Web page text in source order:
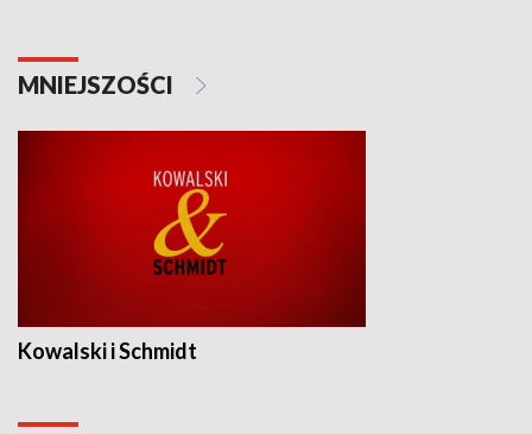
MNIEJSZOŚCI
Kowalski i Schmidt